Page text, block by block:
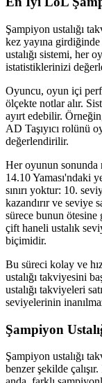
Şampiyon ustalığı
kez yayına girdiğinde
ustalığı sistemi, her
istatistiklerinizi
Oyuncu, oyun içi
ölçekte notlar alır.
ayırt edebilir.
AD Taşıyıcı rolünü
değerlendirilir.
Her oyunun sonunda
14.10 Yaması'ndaki
sınırı yoktur: 10.
kazandırır ve seviye
sürece bunun ötesine
çift haneli ustalık
biçimidir.
Bu süreci kolay ve
ustalığı takviyesini
ustalığı takviyeleri
seviyelerinin
Şampiyon
Şampiyon ustalığı
benzer şekilde